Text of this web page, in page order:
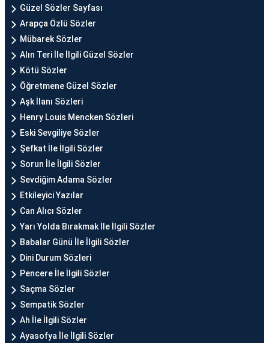
Güzel Sözler Sayfası
Arapça Özlü Sözler
Mübarek Sözler
Alın Teri İle İlgili Güzel Sözler
Kötü Sözler
Öğretmene Güzel Sözler
Aşk İlanı Sözleri
Henry Louis Mencken Sözleri
Eski Sevgiliye Sözler
Şefkat İle İlgili Sözler
Sorun İle İlgili Sözler
Sevdiğim Adama Sözler
Etkileyici Yazılar
Can Alıcı Sözler
Yarı Yolda Bırakmak İle İlgili Sözler
Babalar Günü İle İlgili Sözler
Dini Durum Sözleri
Pencere İle İlgili Sözler
Saçma Sözler
Sempatik Sözler
Ah İle İlgili Sözler
Ayasofya İle İlgili Sözler